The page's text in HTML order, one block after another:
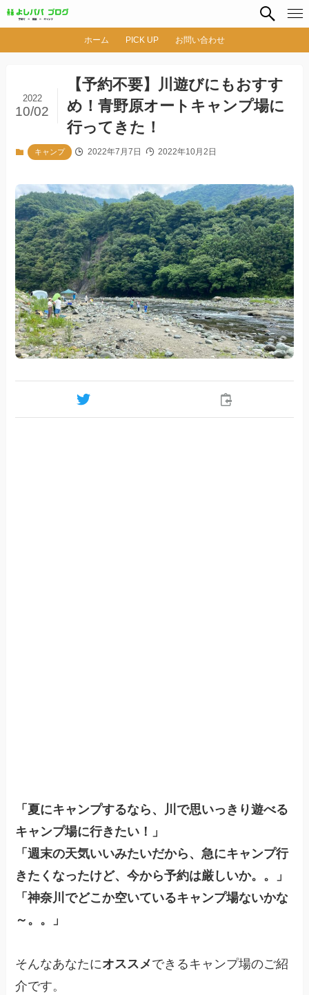
ホーム PICK UP お問い合わせ
【予約不要】川遊びにもおすす
め！青野原オートキャンプ場に
行ってきた！
2022
10/02
キャンプ 2022年7月7日 2022年10月2日
「夏にキャンプするなら、川で思いっきり遊べる
キャンプ場に行きたい！」
「週末の天気いいみたいだから、急にキャンプ行
きたくなったけど、今から予約は厳しいか。。」
「神奈川でどこか空いているキャンプ場ないかな
～。。」
そんなあなたにオススメできるキャンプ場のご紹
介です。